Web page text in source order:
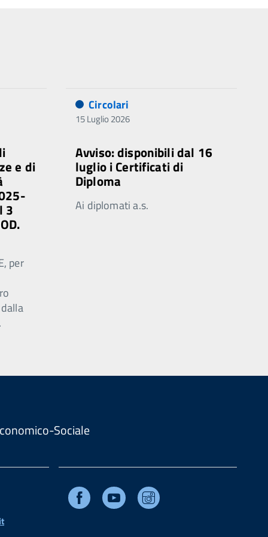
e di
3
per
Circolari
15 Luglio 2026
Avviso: disponibili dal 16
luglio i Certificati di
Diploma
Ai diplomati a.s.
Sociale
Facebook Youtube